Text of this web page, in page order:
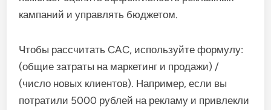
кампаний и управлять бюджетом.
Чтобы рассчитать CAC, используйте формулу:
(общие затраты на маркетинг и продажи) /
(число новых клиентов). Например, если вы
потратили 5000 рублей на рекламу и привлекли